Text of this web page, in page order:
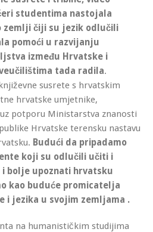
studentima nastojala
zemlji čiji su jezik odlučili
pomoći u razvijanju
između Hrvatske i
tada radila.
susrete s hrvatskim
hrvatske umjetnike,
potporu Ministarstva znanosti
Hrvatske terensku nastavu
Budući da pripadamo
koji su odlučili učiti i
bolje upoznati hrvatsku
kao buduće promicatelja
i jezika u svojim zemljama .
na humanističkim studijima